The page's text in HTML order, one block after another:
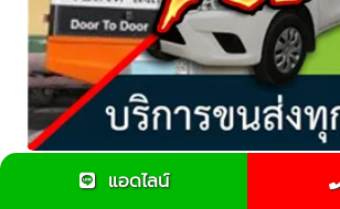
ข้อแตกต่างขนส่งKerry กับ รถรับจ้างทั่วไป
แอดไลน์